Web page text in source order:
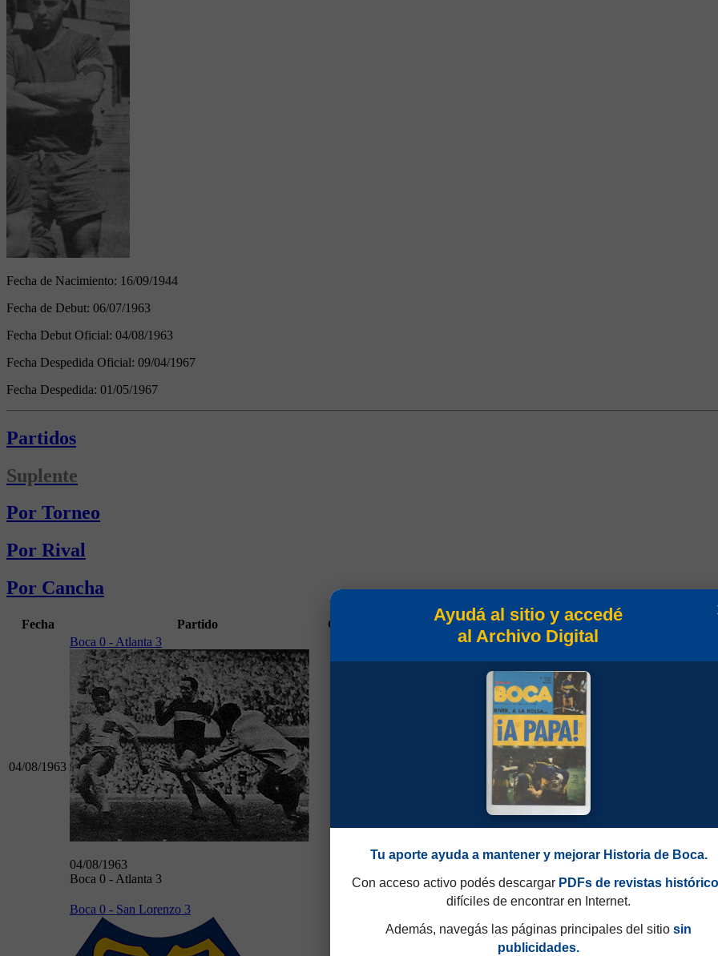
Fecha de Nacimiento: 16/09/1944
Fecha de Debut: 06/07/1963
Fecha Debut Oficial: 04/08/1963
Fecha Despedida Oficial: 09/04/1967
Fecha Despedida: 01/05/1967
Partidos
Suplente
Por Torneo
Por Rival
Por Cancha
Fecha Partido Goles Campeonato
04/08/1963
Boca 0 - Atlanta 3
04/08/1963
Boca 0 - Atlanta 3
Boca 0 - San Lorenzo 3
Ayudá al sitio y accedé
al Archivo Digital
Tu aporte ayuda a mantener y mejorar Historia de Boca.
Con acceso activo podés descargar PDFs de revistas
difíciles de encontrar en Internet.
Además, navegás las páginas principales del sitio sin
publicidades.